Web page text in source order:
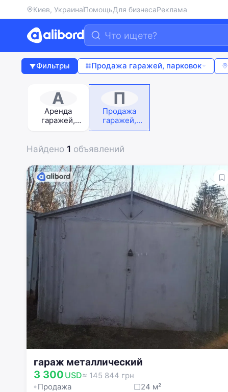
Киев, УкраинаПомощьДля бизнесаРеклама
Фильтры Продажа гаражей, парковок
А
Аренда
гаражей,
П
Продажа
гаражей,
парковок
Найдено 1 объявлений
гараж металлический
3 300 USD≈ 145 844 грн
Продажа
24 м²